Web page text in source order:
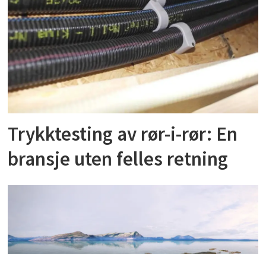
Trykktesting av rør-i-rør: En
bransje uten felles retning